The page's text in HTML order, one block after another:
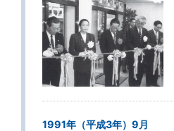
1991年（平成3年）9月